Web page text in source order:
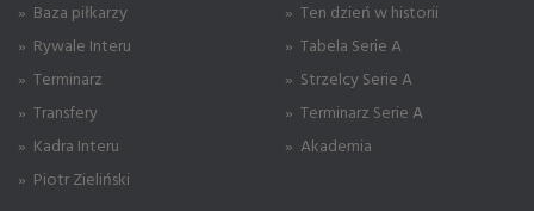
» Baza piłkarzy
» Rywale Interu
» Terminarz
» Transfery
» Kadra Interu
» Piotr Zieliński
» Ten dzień w historii
» Tabela Serie A
» Strzelcy Serie A
» Terminarz Serie A
» Akademia